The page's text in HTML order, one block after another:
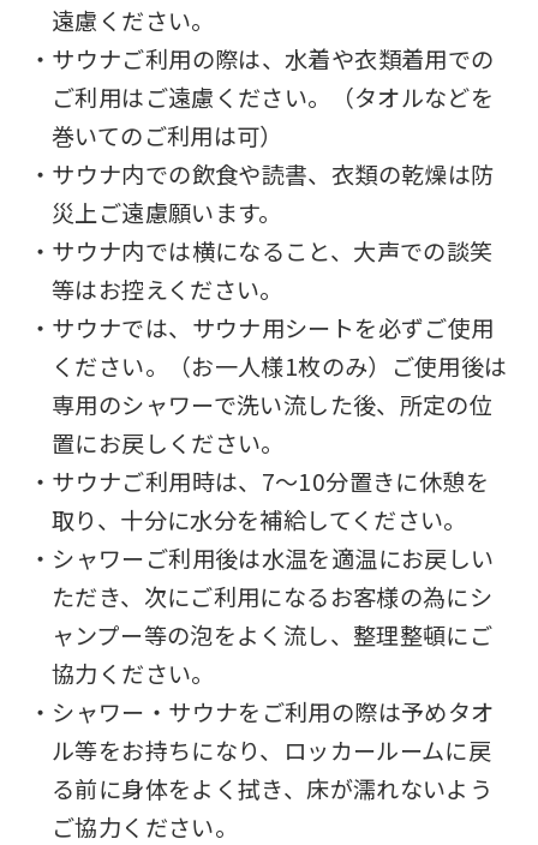
遠慮ください。
・サウナご利用の際は、水着や衣類着用での
ご利用はご遠慮ください。（タオルなどを
巻いてのご利用は可）
・サウナ内での飲食や読書、衣類の乾燥は防
災上ご遠慮願います。
・サウナ内では横になること、大声での談笑
等はお控えください。
・サウナでは、サウナ用シートを必ずご使用
ください。（お一人様1枚のみ）ご使用後は
専用のシャワーで洗い流した後、所定の位
置にお戻しください。
・サウナご利用時は、7～10分置きに休憩を
取り、十分に水分を補給してください。
・シャワーご利用後は水温を適温にお戻しい
ただき、次にご利用になるお客様の為にシ
ャンプー等の泡をよく流し、整理整頓にご
協力ください。
・シャワー・サウナをご利用の際は予めタオ
ル等をお持ちになり、ロッカールームに戻
る前に身体をよく拭き、床が濡れないよう
ご協力ください。
an
automatic
translation
service,
the
Japanese
of
this
website
be
translated
mechanically,
so
it
not
be
an
accurate